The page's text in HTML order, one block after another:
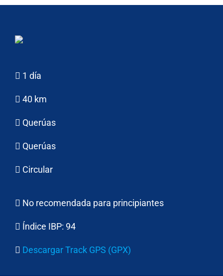
1 día
40 km
Querúas
Querúas
Circular
No recomendada para principiantes
Índice IBP: 94
Descargar Track GPS (GPX)